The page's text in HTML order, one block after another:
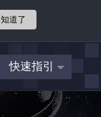
知道了
快速指引